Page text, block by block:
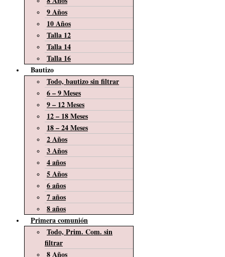
9 Años
10 Años
Talla 12
Talla 14
Talla 16
Bautizo
Todo, bautizo sin filtrar
6 – 9 Meses
9 – 12 Meses
12 – 18 Meses
18 – 24 Meses
2 Años
3 Años
4 años
5 Años
6 años
7 años
8 años
Primera comunión
Todo, Prim. Com. sin
filtrar
8 Años